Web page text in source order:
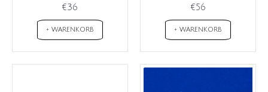
€36
+ WARENKORB
€56
+ WARENKORB